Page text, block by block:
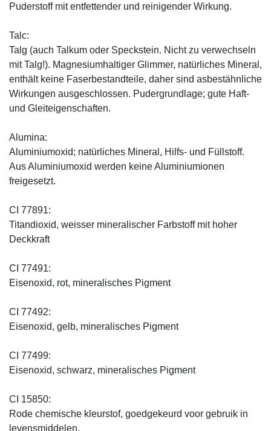
Puderstoff mit entfettender und reinigender Wirkung.
Talc:
Talg (auch Talkum oder Speckstein. Nicht zu verwechseln
mit Talg!). Magnesiumhaltiger Glimmer, natürliches Mineral,
enthält keine Faserbestandteile, daher sind asbestähnliche
Wirkungen ausgeschlossen. Pudergrundlage; gute Haft-
und Gleiteigenschaften.
Alumina:
Aluminiumoxid; natürliches Mineral, Hilfs- und Füllstoff.
Aus Aluminiumoxid werden keine Aluminiumionen
freigesetzt.
CI 77891:
Titandioxid, weisser mineralischer Farbstoff mit hoher
Deckkraft
CI 77491:
Eisenoxid, rot, mineralisches Pigment
CI 77492:
Eisenoxid, gelb, mineralisches Pigment
CI 77499:
Eisenoxid, schwarz, mineralisches Pigment
CI 15850:
Rode chemische kleurstof, goedgekeurd voor gebruik in
levensmiddelen.